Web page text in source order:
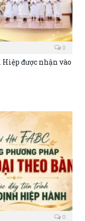
0
được nhận vào
0